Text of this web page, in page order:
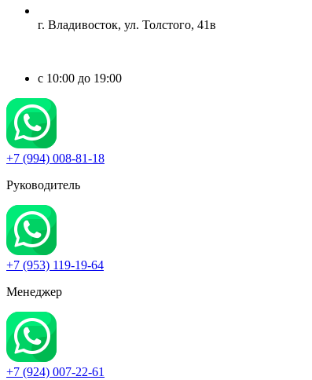
г. Владивосток, ул. Толстого, 41в
c 10:00 до 19:00
+7 (994) 008-81-18
Руководитель
+7 (953) 119-19-64
Менеджер
+7 (924) 007-22-61